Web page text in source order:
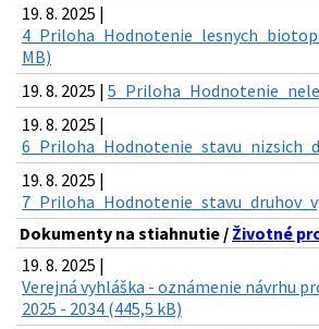
19. 8. 2025 |
MB)
19. 8. 2025 |
19. 8. 2025 |
19. 8. 2025 |
Dokumenty na stiahnutie / Životné
19. 8. 2025 |
Verejná vyhláška - oznámenie návrhu
2025 - 2034 (445,5 kB)